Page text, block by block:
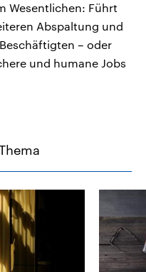
Wesentlichen: Führt
Abspaltung und
– oder
und humane Jobs